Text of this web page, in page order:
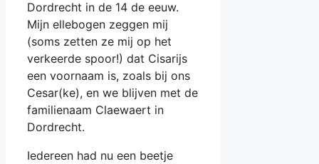
Dordrecht in de 14 de eeuw.
Mijn ellebogen zeggen mij
(soms zetten ze mij op het
verkeerde spoor!) dat Cisarijs
een voornaam is, zoals bij ons
Cesar(ke), en we blijven met de
familienaam Claewaert in
Dordrecht.
Iedereen had nu een beetje